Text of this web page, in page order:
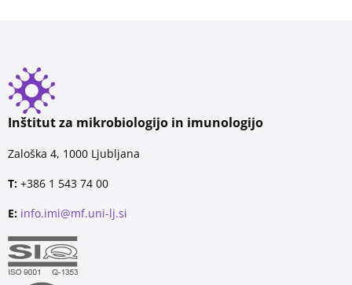
Inštitut za mikrobiologijo in imunologijo
Zaloška 4, 1000 Ljubljana
T: +386 1 543 74 00
E: info.imi@mf.uni-lj.si